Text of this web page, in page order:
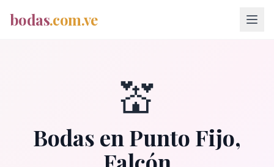
bodas.com.ve
💒
Bodas en Punto Fijo,